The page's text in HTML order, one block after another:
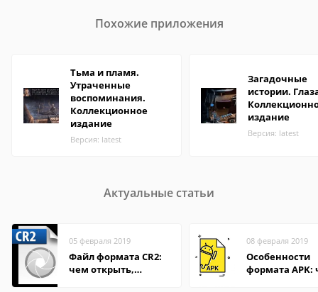
Похожие приложения
Тьма и пламя.
Утраченные
воспоминания.
Коллекционное
издание
Версия: latest
Загадочные
истории.
издание
Версия: latest
Актуальные статьи
05 февраля 2019
Файл формата CR2:
чем открыть,
08 февраля 2019
Особенности
формата APK: